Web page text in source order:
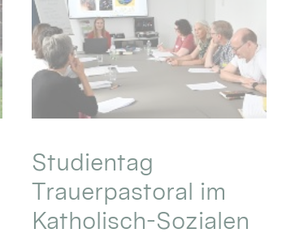
Studientag
Trauerpastoral im
Katholisch-Sozialen